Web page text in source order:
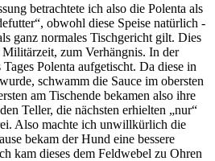
betrachtete ich also die Polenta als
, obwohl diese Speise natürlich -
ganz normales Tischgericht gilt. Dies
zum Verhängnis. In der
Polenta aufgetischt. Da diese in
schwamm die Sauce im obersten
am Tischende bekamen also ihre
Teller, die nächsten erhielten
nur
Also machte ich unwillkürlich die
bekam der Hund eine bessere
kam dieses dem Feldwebel zu Ohren